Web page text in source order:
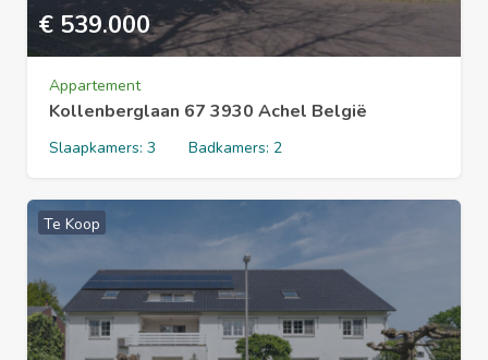
€ 539.000
Appartement
Kollenberglaan 67 3930 Achel België
Slaapkamers: 3 Badkamers: 2
Te Koop